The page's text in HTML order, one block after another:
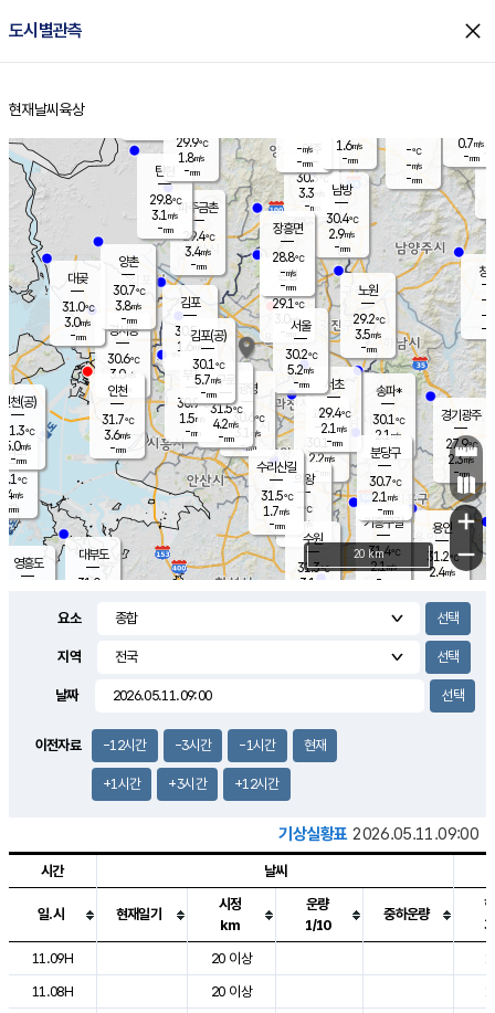
도시별관측 close
홈
현재날씨 육상
의도
℃
m/s
mm
영흥도
양주
30.3℃
3.3
-mm
과천
30.1℃
2.2m/s
- mm
용인
31.2℃
2.4m/s
경기광주
27.9℃
2.3m/s
-mm
3.7m/s
대부도
31.0
경서동
30.6℃
3.0m/s
-mm
파주금촌
29.4℃
3.4m/s
-mm
-℃
-m/s
-mm
대곶
31.0℃
3.0m/s
-mm
창
-
-m/
-
탄현
29.8℃
3.1 m/s
-mm
0.7m/s
-mm
의왕
- ℃
m/s
mm
김포
30.5℃
1.6 m/s
mm
광명
30.6 ℃
3.1 m/s
-mm
부천
30.9℃
1.5m/s
-mm
양촌
30.7℃
3.8m/s
-mm
구로
31.5℃
4.2m/s
-mm
은평
29.1℃
3.0 m/s
- mm
노원
29.2℃
3.5m/s
-mm
송파*
30.1℃
2.1 m/s
-mm
서초
29.4℃
2.1 m/s
-mm
남방
30.4℃
2.9m/s
-mm
기흥구갈
31.4℃
2.1m/s
-
수리산길
31.5℃
1.7m/s
-mm
분당구
30.7℃
2.1 m/s
-mm
장흥면
28.8℃
-m/s
-mm
-m/s
-mm
인천(공)
31.3℃
5.0m/s
-mm
김포(공)
30.1℃
5.7m/s
-mm
수원
31.3℃
3.1 m/s
인천
31.7℃
3.6m/s
-mm
서울
30.2℃
5.2m/s
-mm
29.9℃
1.8m/s
-mm
1.6m/s
-mm
+
−
20 km
요소
지역
날짜
이전자료 -12시간 -3시간 -1시간 현재
+1시간 +3시간 +12시간
기상실황표 2026.05.11.09:00
도시별 기상실황표로 지점, 날씨, 기온, 강수, 바람, 기압등을 안내한 표입
시간 날씨
일.시 현재일기
시정
km
운량
1/10
중하운량
11.09H
20 이상
11.08H
20 이상